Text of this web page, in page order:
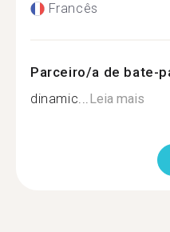
Francês
Parceiro/a de bate-
dinamic...Leia mais